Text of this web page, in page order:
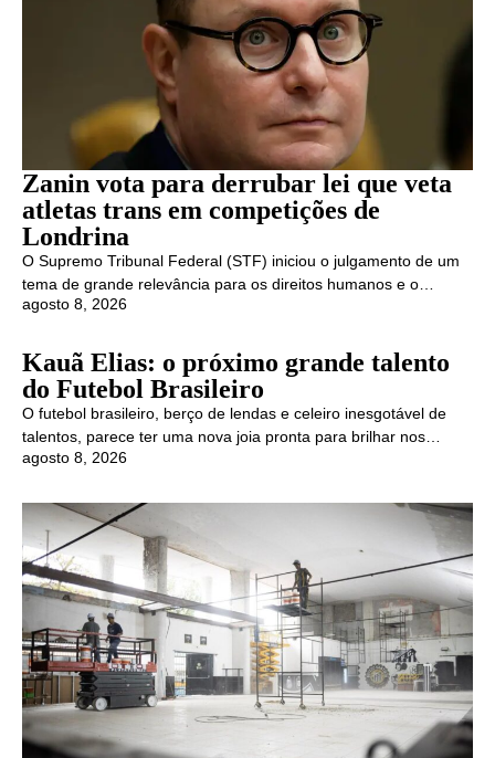
Zanin vota para derrubar lei que veta
atletas trans em competições de
Londrina
O Supremo Tribunal Federal (STF) iniciou o julgamento de um
tema de grande relevância para os direitos humanos e o…
agosto 8, 2026
Kauã Elias: o próximo grande talento
do Futebol Brasileiro
O futebol brasileiro, berço de lendas e celeiro inesgotável de
talentos, parece ter uma nova joia pronta para brilhar nos…
agosto 8, 2026